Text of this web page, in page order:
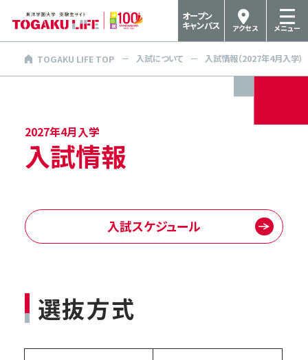
メニュー
アクセス
オープン
キャンパス
TOGAKU LIFE TOP 入試について 入試情報（2027年4月入学）
2027年4月入学
入試情報
入試スケジュール
選抜方式